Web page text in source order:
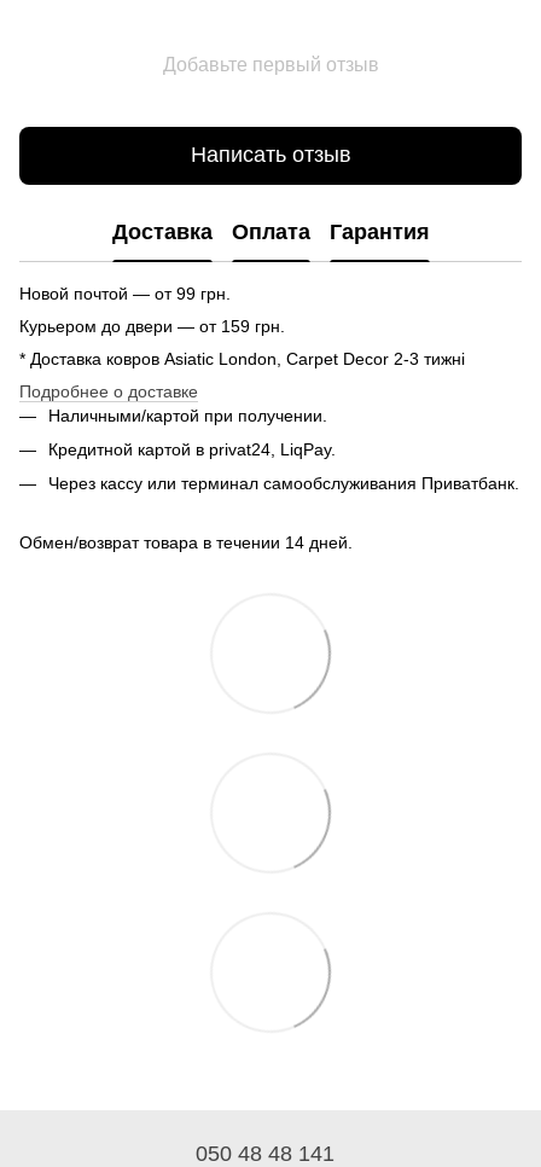
Добавьте первый отзыв
Написать отзыв
Доставка Оплата Гарантия
Новой почтой — от 99 грн.
Курьером до двери — от 159 грн.
* Доставка ковров Asiatic London, Carpet Decor 2-3 тижні
Подробнее о доставке
Наличными/картой при получении.
Кредитной картой в privat24, LiqPay.
Через кассу или терминал самообслуживания Приватбанк.
Обмен/возврат товара в течении 14 дней.
050 48 48 141